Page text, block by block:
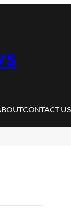
CONTACT US